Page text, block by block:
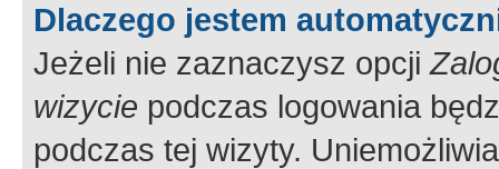
Dlaczego jestem
Jeżeli nie zaznaczysz opcji
wizycie podczas logowania
podczas tej wizyty.